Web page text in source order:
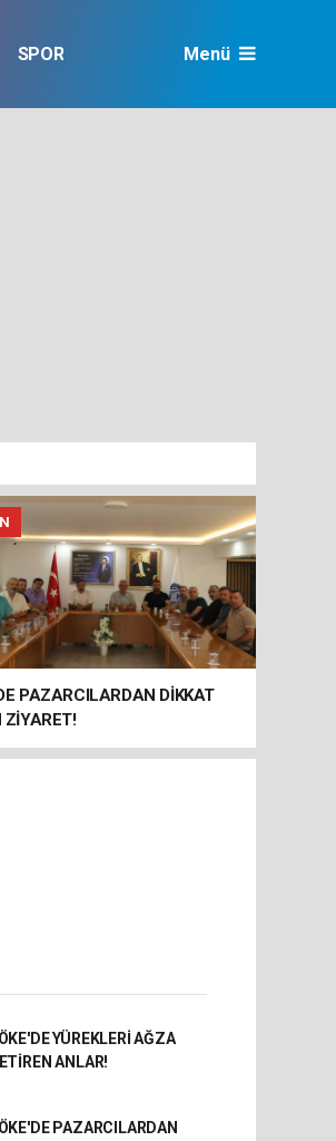
SPOR Menü
PAZARCILARDAN DİKKAT
ZİYARET!
YÜREKLERİ AĞZA
ANLAR!
PAZARCILARDAN